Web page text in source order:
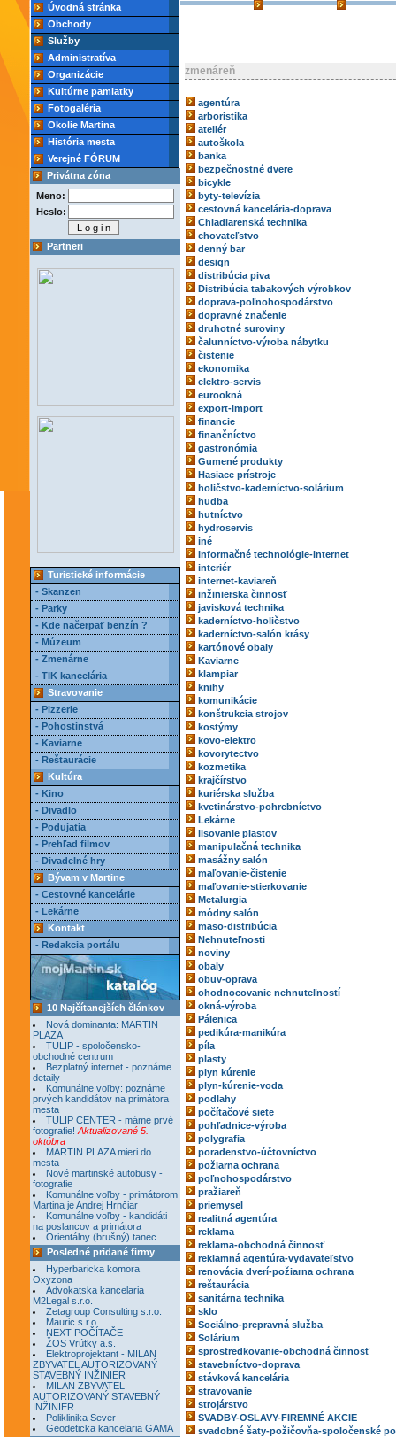
Úvodná stránka
Obchody
Služby
Administratíva
Organizácie
Kultúrne pamiatky
Fotogaléria
Okolie Martina
História mesta
Verejné FÓRUM
Privátna zóna
Meno:
Heslo:
Partneri
Turistické informácie
- Skanzen
- Parky
- Kde načerpať benzín ?
- Múzeum
- Zmenárne
- TIK kancelária
Stravovanie
- Pizzerie
- Pohostinstvá
- Kaviarne
- Reštaurácie
Kultúra
- Kino
- Divadlo
- Podujatia
- Prehľad filmov
- Divadelné hry
Bývam v Martine
- Cestovné kancelárie
- Lekárne
Kontakt
- Redakcia portálu
10 Najčítanejších článkov
Nová dominanta: MARTIN
PLAZA
TULIP - spoločensko-
obchodné centrum
Bezplatný internet - poznáme
detaily
Komunálne voľby: poznáme
prvých kandidátov na primátora
mesta
TULIP CENTER - máme prvé
fotografie! Aktualizované 5.
októbra
MARTIN PLAZA mieri do
mesta
Nové martinské autobusy -
fotografie
Komunálne voľby - primátorom
Martina je Andrej Hrnčiar
Komunálne voľby - kandidáti
na poslancov a primátora
Orientálny (brušný) tanec
Posledné pridané firmy
Hyperbaricka komora
Oxyzona
Advokatska kancelaria
M2Legal s.r.o.
Zetagroup Consulting s.r.o.
Mauric s.r.o.
NEXT POČÍTAČE
ŽOS Vrútky a.s.
Elektroprojektant - MILAN
ZBYVATEL AUTORIZOVANÝ
STAVEBNÝ INŽINIER
MILAN ZBYVATEL
AUTORIZOVANÝ STAVEBNÝ
INŽINIER
Poliklinika Sever
Geodeticka kancelaria GAMA
zmenáreň
agentúra
arboristika
ateliér
autoškola
banka
bezpečnostné dvere
bicykle
byty-televízia
cestovná kancelária-doprava
Chladiarenská technika
chovateľstvo
denný bar
design
distribúcia piva
Distribúcia tabakových výrobkov
doprava-poľnohospodárstvo
dopravné značenie
druhotné suroviny
čalunníctvo-výroba nábytku
čistenie
ekonomika
elektro-servis
eurookná
export-import
financie
finančníctvo
gastronómia
Gumené produkty
Hasiace prístroje
holičstvo-kaderníctvo-solárium
hudba
hutníctvo
hydroservis
iné
Informačné technológie-internet
interiér
internet-kaviareň
inžinierska činnosť
javisková technika
kaderníctvo-holičstvo
kaderníctvo-salón krásy
kartónové obaly
Kaviarne
klampiar
knihy
komunikácie
konštrukcia strojov
kostýmy
kovo-elektro
kovorytectvo
kozmetika
krajčírstvo
kuriérska služba
kvetinárstvo-pohrebníctvo
Lekárne
lisovanie plastov
manipulačná technika
masážny salón
maľovanie-čistenie
maľovanie-stierkovanie
Metalurgia
módny salón
mäso-distribúcia
Nehnuteľnosti
noviny
obaly
obuv-oprava
ohodnocovanie nehnuteľností
okná-výroba
Pálenica
pedikúra-manikúra
píla
plasty
plyn kúrenie
plyn-kúrenie-voda
podlahy
počítačové siete
pohľadnice-výroba
polygrafia
poradenstvo-účtovníctvo
požiarna ochrana
poľnohospodárstvo
pražiareň
priemysel
realitná agentúra
reklama
reklama-obchodná činnosť
reklamná agentúra-vydavateľstvo
renovácia dverí-požiarna ochrana
reštaurácia
sanitárna technika
sklo
Sociálno-prepravná služba
Solárium
sprostredkovanie-obchodná činnosť
stavebníctvo-doprava
stávková kancelária
stravovanie
strojárstvo
SVADBY-OSLAVY-FIREMNÉ AKCIE
svadobné šaty-požičovňa-spoločenské